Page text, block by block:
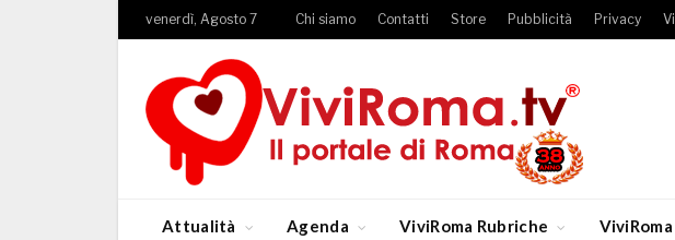
venerdì, Agosto 7 Chi siamo Contatti Store Pubblicità Privacy
Attualità Agenda ViviRoma Rubriche